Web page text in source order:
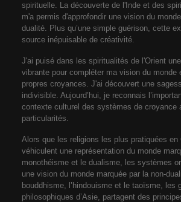
spirituelle. La découverte de l'Inde et des
m'a permis d'approfondir une vision du
dualité. Plus qu’une simple guérison, cette
source inépuisable de créativité.
J'ai puisé dans les spiritualités de l'Orient
vibrante pour compléter ma vision du monde
propres croyances. J'ai découvert une
indivisible. Aujourd’hui, je reconnais
contexte culturel des systèmes de croyance
particularités.
Alors que les religions les plus pratiquées en
véhiculent une représentation du monde
monothéisme et le dualisme, les systèmes
une vision du monde marquée par la non-
bouddhisme, l’hindouisme et le taoïsme, les
philosophiques d’Asie, partagent des